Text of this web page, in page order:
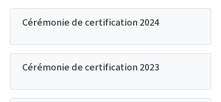
Cérémonie de certification 2024
Cérémonie de certification 2023